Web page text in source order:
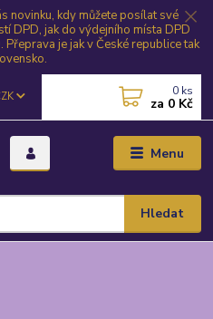
novinku, kdy můžete posílat své
DPD, jak do výdejního místa DPD
je jak v České republice tak
Menu
Hledat
0 ks
za 0 Kč